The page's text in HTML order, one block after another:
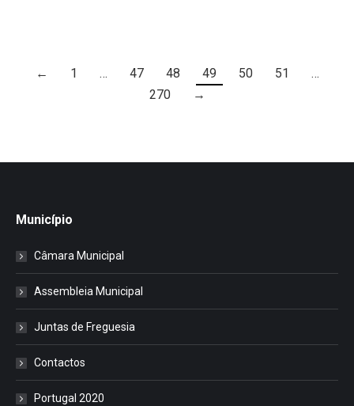
← 1 … 47 48 49 50 51
…
270
→
Município
Câmara Municipal
Assembleia Municipal
Juntas de Freguesia
Contactos
Portugal 2020